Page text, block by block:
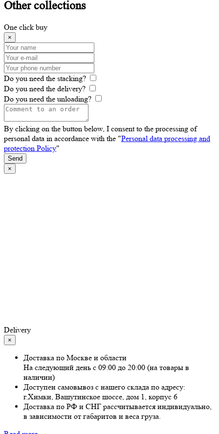
Othercollections
One click buy
×
Do you need the stacking?
Do you need the delivery?
Do you need the unloading?
By clicking on the button below, I consent to the processing of
personal data in accordance with the "Personal data processing and
protection Policy"
Send
×
Delivery
×
Доставка по Москве и области
На следующий день с 09:00 до 20:00 (на товары в
наличии)
Доступен самовывоз с нашего склада по адресу:
г.Химки, Вашутинское шоссе, дом 1, корпус 6
Доставка по РФ и СНГ рассчитывается индивидуально,
в зависимости от габаритов и веса груза.